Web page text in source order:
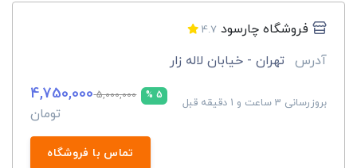
فروشگاه چارسود 4.7
آدرس تهران - خیابان لاله زار
بروزرسانی 3 ساعت و 1 دقیقه قبل
5 %
5,000,000
4,750,000
تومان
تماس با فروشگاه